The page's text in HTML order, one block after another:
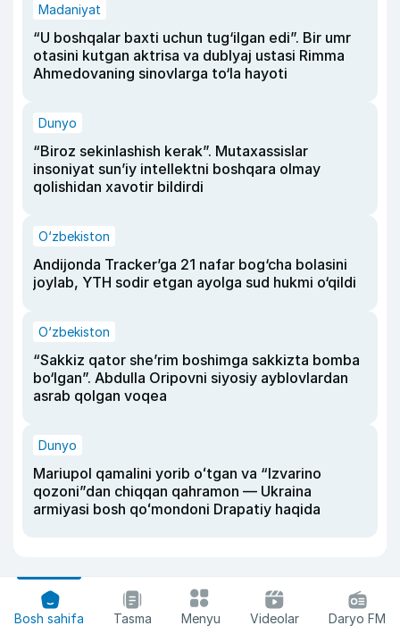
Madaniyat
“U boshqalar baxti uchun tug‘ilgan edi”. Bir umr
otasini kutgan aktrisa va dublyaj ustasi Rimma
Ahmedovaning sinovlarga to‘la hayoti
Dunyo
“Biroz sekinlashish kerak”. Mutaxassislar
insoniyat sun’iy intellektni boshqara olmay
qolishidan xavotir bildirdi
O‘zbekiston
Andijonda Tracker’ga 21 nafar bog‘cha bolasini
joylab, YTH sodir etgan ayolga sud hukmi o‘qildi
O‘zbekiston
“Sakkiz qator she’rim boshimga sakkizta bomba
bo‘lgan”. Abdulla Oripovni siyosiy ayblovlardan
asrab qolgan voqea
Dunyo
Mariupol qamalini yorib oʻtgan va “Izvarino
qozoni”dan chiqqan qahramon — Ukraina
armiyasi bosh qoʻmondoni Drapatiy haqida
Bosh sahifa Tasma Menyu Videolar Daryo FM